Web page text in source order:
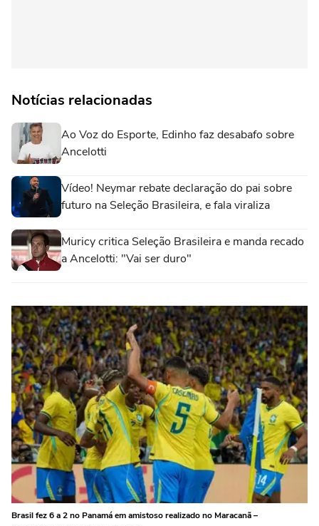
Notícias relacionadas
Ao Voz do Esporte, Edinho faz desabafo sobre
Ancelotti
Vídeo! Neymar rebate declaração do pai sobre
futuro na Seleção Brasileira, e fala viraliza
Muricy critica Seleção Brasileira e manda recado
a Ancelotti: "Vai ser duro"
Brasil fez 6 a 2 no Panamá em amistoso realizado no Maracanã –